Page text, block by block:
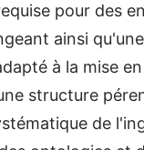
pour des
ainsi
à la mise
structure
de